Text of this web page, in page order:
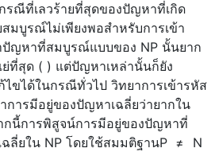
รณีที่เลวร้ายที่สุดของปัญหาที่เกิด
มบูรณ์ไม่เพียงพอสำหรับการเข้า
ปัญหาที่สมบูรณ์แบบของ NP นั้นยาก
ที่สุด ( ) แต่ปัญหาเหล่านั้นก็ยัง
ไขได้ในกรณีทั่วไป วิทยาการเข้ารหัส
การมีอยู่ของปัญหาเฉลี่ยว่ายากใน
กนี้การพิสูจน์การมีอยู่ของปัญหาที่
ฉลี่ยใน NP โดยใช้สมมติฐานP ≠
N